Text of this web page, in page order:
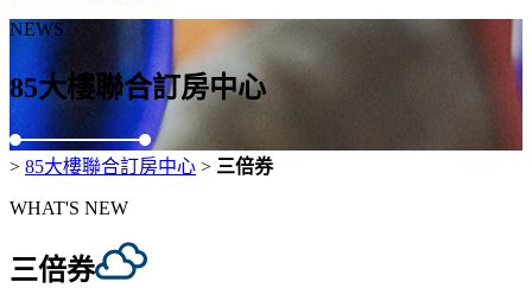
NEWS
85大樓聯合訂房中心
> 85大樓聯合訂房中心 > 三倍券
WHAT'S NEW
三倍券